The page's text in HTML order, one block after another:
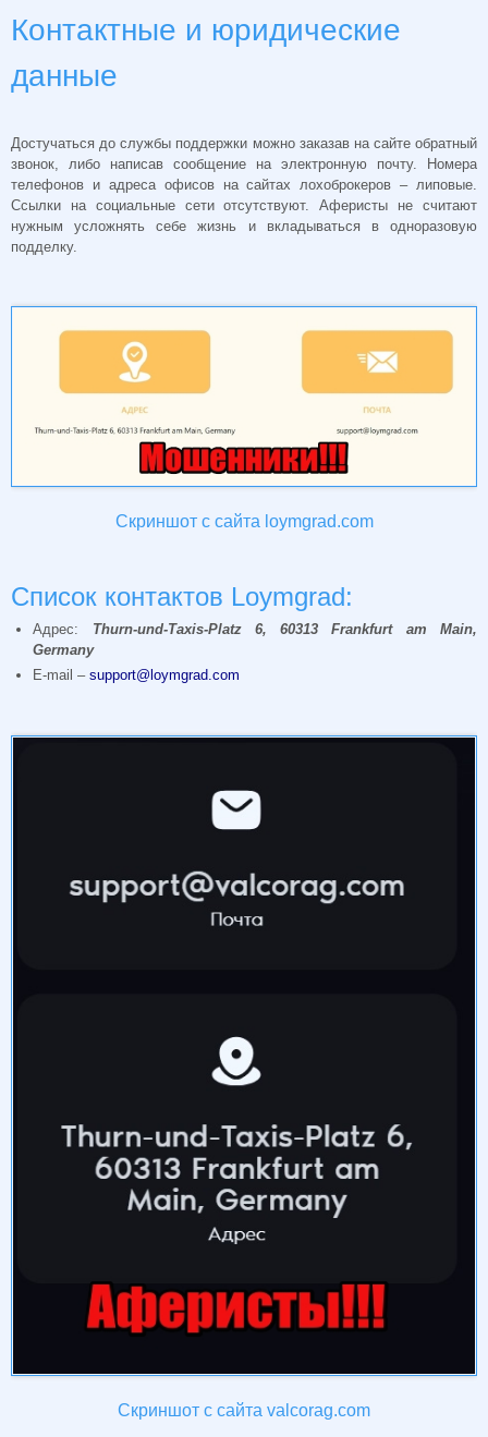
Контактные и юридические
данные
Достучаться до службы поддержки можно заказав на сайте обратный
звонок, либо написав сообщение на электронную почту. Номера
телефонов и адреса офисов на сайтах лохоброкеров – липовые.
Ссылки на социальные сети отсутствуют. Аферисты не считают
нужным усложнять себе жизнь и вкладываться в одноразовую
подделку.
Скриншот с сайта loymgrad.com
Список контактов Loymgrad:
Адрес: Thurn-und-Taxis-Platz 6, 60313 Frankfurt am Main,
Germany
E-mail –support@loymgrad.com
Скриншот с сайта valcorag.com